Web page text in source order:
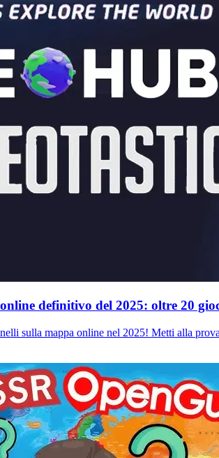
definitivo del 2025: oltre 20
sulla mappa online nel 2025! Metti alla